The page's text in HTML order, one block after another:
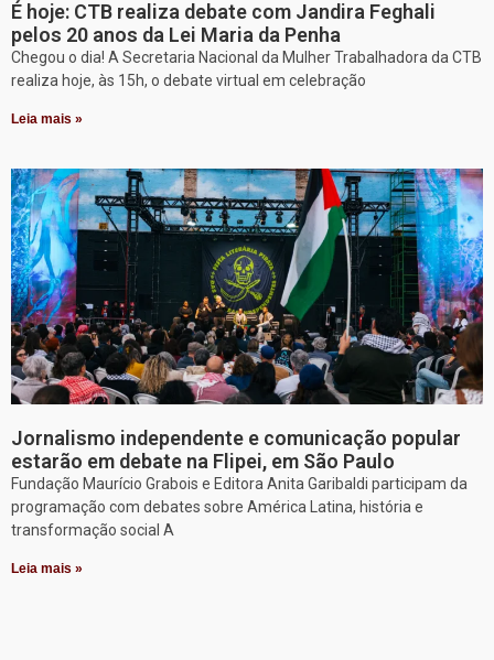
É hoje: CTB realiza debate com Jandira Feghali
pelos 20 anos da Lei Maria da Penha
Chegou o dia! A Secretaria Nacional da Mulher Trabalhadora da CTB
realiza hoje, às 15h, o debate virtual em celebração
Leia mais »
Jornalismo independente e comunicação popular
estarão em debate na Flipei, em São Paulo
Fundação Maurício Grabois e Editora Anita Garibaldi participam da
programação com debates sobre América Latina, história e
transformação social A
Leia mais »